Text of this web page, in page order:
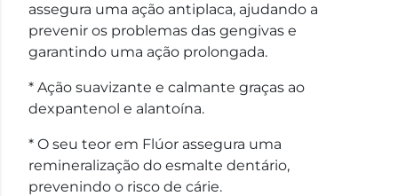
assegura uma ação antiplaca, ajudando a
prevenir os problemas das gengivas e
garantindo uma ação prolongada.
* Ação suavizante e calmante graças ao
dexpantenol e alantoína.
* O seu teor em Flúor assegura uma
remineralização do esmalte dentário,
prevenindo o risco de cárie.